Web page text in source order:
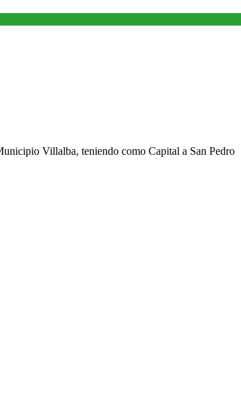
Villalba, teniendo como Capital a San Pedro